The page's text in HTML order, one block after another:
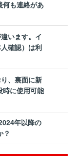
何も連絡があ
います。イ
確認）は利
、裏面に新
時に使用可能
年以降の
？